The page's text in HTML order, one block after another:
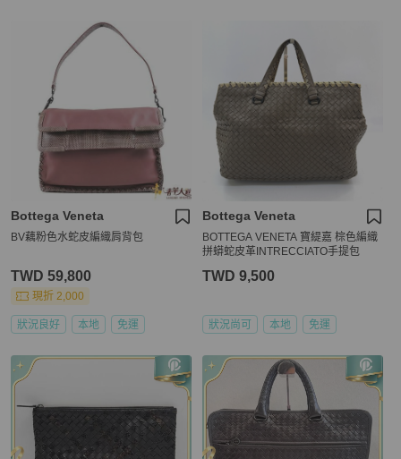
Bottega Veneta
BV藕粉色水蛇皮編織肩背包
TWD 59,800
現折 2,000
狀況良好 本地 免運
Bottega Veneta
BOTTEGA VENETA 寶緹嘉 棕色編織
拼蟒蛇皮革INTRECCIATO手提包
TWD 9,500
狀況尚可 本地 免運